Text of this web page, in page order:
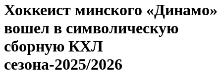
Хоккеист минского «Динамо»
вошел в символическую
сборную КХЛ
сезона-2025/2026